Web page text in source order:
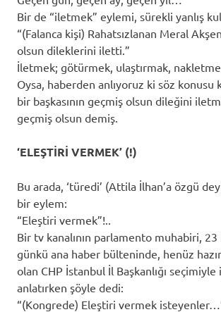
Bir de “iletmek” eylemi, sürekli yanlış
“(Falanca kişi) Rahatsızlanan Meral
olsun dileklerini iletti.”
İletmek; götürmek, ulaştırmak,
Oysa, haberden anlıyoruz ki söz konusu
bir başkasının geçmiş olsun dileğini
geçmiş olsun demiş.
‘ELEŞTİRİ VERMEK’ (!)
Bu arada, ‘türedi’ (Attila İlhan’a özgü
bir eylem:
“Eleştiri vermek”!..
Bir tv kanalının parlamento muhabiri,
günkü ana haber bülteninde, henüz
olan CHP İstanbul İl Başkanlığı
anlatırken şöyle dedi:
“(Kongrede) Eleştiri vermek